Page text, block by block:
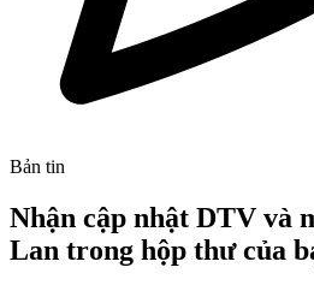
Bản tin
Nhận cập nhật DTV và
Lan trong hộp thư của